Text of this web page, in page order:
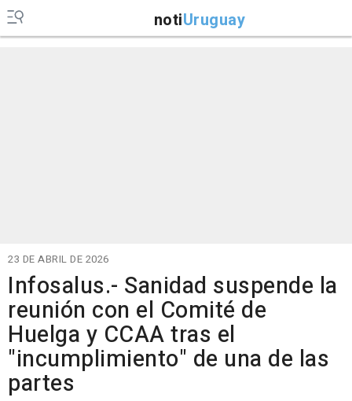
notiUruguay
23 DE ABRIL DE 2026
Infosalus.- Sanidad suspende la
reunión con el Comité de
Huelga y CCAA tras el
"incumplimiento" de una de las
partes